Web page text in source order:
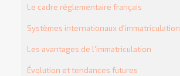
Le cadre réglementaire français
Systèmes internationaux d'immatriculation
Les avantages de l'immatriculation
Évolution et tendances futures